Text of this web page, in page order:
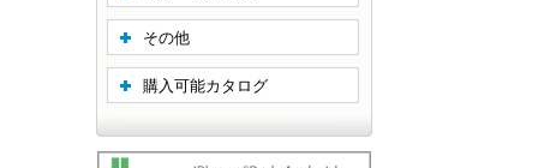
その他
購入可能カタログ